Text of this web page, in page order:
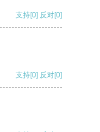
支持[0] 反对[0]
支持[0] 反对[0]